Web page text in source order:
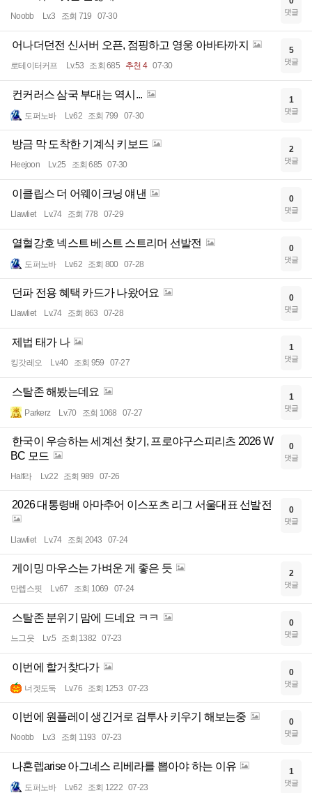
Noobb Lv.3 조회 719 07-30 댓글
어나더던전 신서버 오픈, 점핑하고 영웅 아바타까지
로테이터커프 Lv.53 조회 685 추천 4 07-30
5
댓글
컨커러스 삼국 부대는 역시...
도퍼노바 Lv.62 조회 799 07-30
1
댓글
방금 막 도착한 기계식 키보드
Heejoon Lv.25 조회 685 07-30
2
댓글
이클립스 더 어웨이크닝 얘낸
Llawliet Lv.74 조회 778 07-29
0
댓글
열혈강호 넥스트 베스트 스트리머 선발전
도퍼노바 Lv.62 조회 800 07-28
0
댓글
던파 전용 혜택 카드가 나왔어요
Llawliet Lv.74 조회 863 07-28
0
댓글
제법 태가 나
킹갓레오 Lv.40 조회 959 07-27
1
댓글
스탈존 해봤는데요
Parkerz Lv.70 조회 1068 07-27
1
댓글
한국이 우승하는 세계선 찾기, 프로야구스피리츠 2026 W
BC 모드
Half라 Lv.22 조회 989 07-26
0
댓글
2026 대통령배 아마추어 이스포츠 리그 서울대표 선발전
Llawliet Lv.74 조회 2043 07-24
0
댓글
게이밍 마우스는 가벼운 게 좋은 듯
만렙스핏 Lv.67 조회 1069 07-24
2
댓글
스탈존 분위기 맘에 드네요 ㅋㅋ
느그읏 Lv.5 조회 1382 07-23
0
댓글
이번에 할거찾다가
너겟도둑 Lv.76 조회 1253 07-23
0
댓글
이번에 원플레이 생긴거로 검투사 키우기 해보는중
Noobb Lv.3 조회 1193 07-23
0
댓글
나혼렙arise 아그네스 리베라를 뽑아야 하는 이유
도퍼노바 Lv.62 조회 1222 07-23
1
댓글